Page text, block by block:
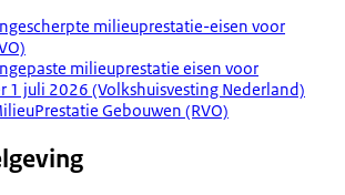
milieuprestatie-eisen voor
milieuprestatie eisen voor
1 juli 2026 (Volkshuisvesting Nederland)
Gebouwen (RVO)